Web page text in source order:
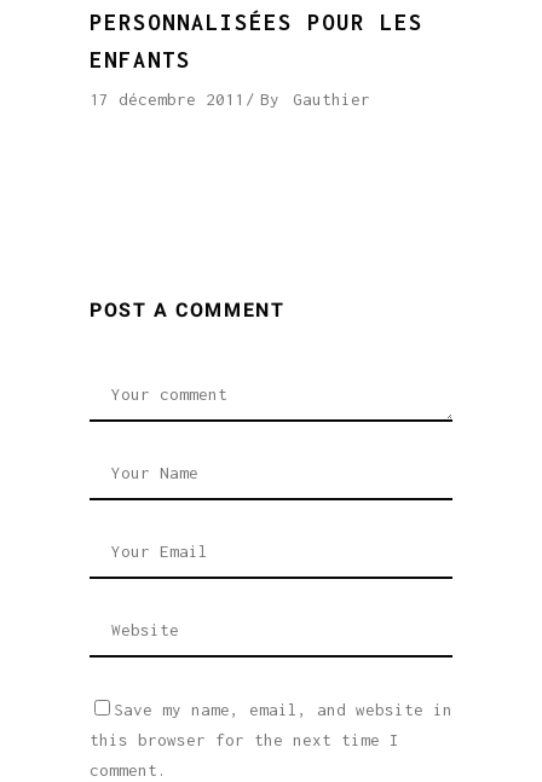
PERSONNALISÉES POUR LES
ENFANTS
17 décembre 2011 By Gauthier
POST A COMMENT
Save my name, email, and website in
this browser for the next time I
comment.